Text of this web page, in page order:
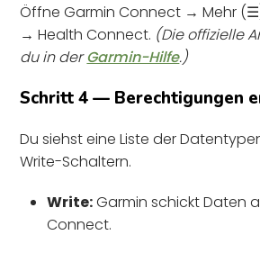
Öffne Garmin Connect → Mehr
→ Health Connect. (Die offizielle
du in derGarmin-Hilfe.)
Schritt 4 — Berechtigungen
Du siehst eine Liste der
Write-Schaltern.
Write:Garmin schickt Daten
Connect.